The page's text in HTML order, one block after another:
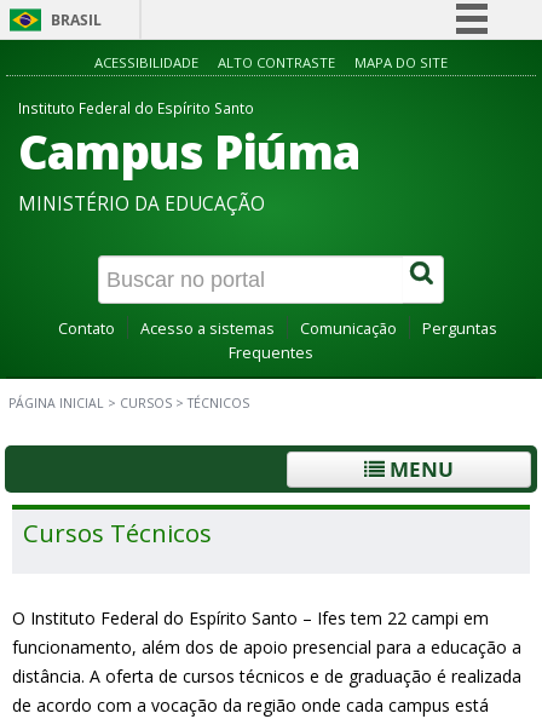
BRASIL
Simplifique!
Acesso à informação
Canais
ACESSIBILIDADE ALTO CONTRASTE MAPA DO SITE
Instituto Federal do Espírito Santo
Campus Piúma
MINISTÉRIO DA EDUCAÇÃO
Contato Acesso a sistemas Comunicação
Perguntas
Frequentes
PÁGINA INICIAL > CURSOS >TÉCNICOS
MENU
Cursos Técnicos
O Instituto Federal do Espírito Santo – Ifes tem 22 campi em
funcionamento, além dos de apoio presencial para a educação a
distância. A oferta de cursos técnicos e de graduação é realizada
de acordo com a vocação da região onde cada campus está